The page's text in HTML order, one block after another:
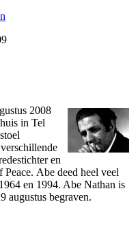
2008
in Tel
en
Peace. Abe deed heel veel
en 1994. Abe Nathan is
augustus begraven.